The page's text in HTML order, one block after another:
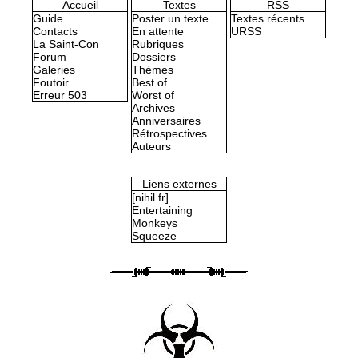
Accueil
Guide
Contacts
La Saint-Con
Forum
Galeries
Foutoir
Erreur 503
Textes
Poster un texte
En attente
Rubriques
Dossiers
Thèmes
Best of
Worst of
Archives
Anniversaires
Rétrospectives
Auteurs
RSS
Textes récents
URSS
Liens externes
[nihil.fr]
Entertaining
Monkeys
Squeeze